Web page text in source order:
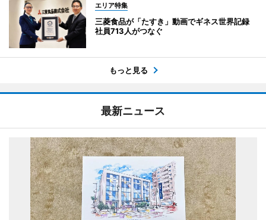
エリア特集
三菱食品が「たすき」動画でギネス世界記録
社員713人がつなぐ
もっと見る
最新ニュース